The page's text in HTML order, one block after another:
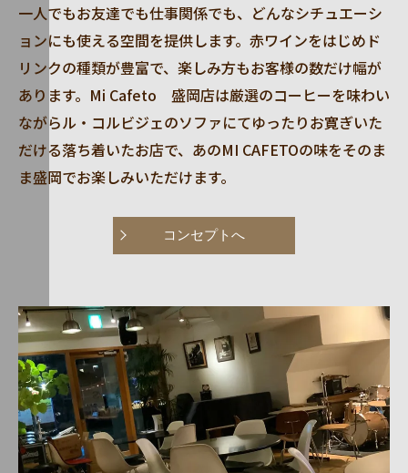
一人でもお友達でも仕事関係でも、どんなシチュエーシ
ョンにも使える空間を提供します。赤ワインをはじめド
リンクの種類が豊富で、楽しみ方もお客様の数だけ幅が
あります。Mi Cafeto 盛岡店は厳選のコーヒーを味わい
ながらル・コルビジェのソファにてゆったりお寛ぎいた
だける落ち着いたお店で、あのMI CAFETOの味をそのま
ま盛岡でお楽しみいただけます。
コンセプトへ